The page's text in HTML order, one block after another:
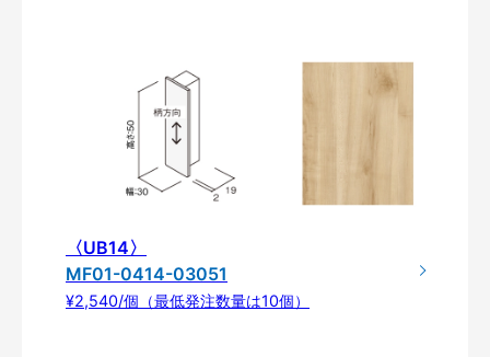
〈UB14〉
MF01-0414-03051
¥2,540/個（最低発注数量は10個）